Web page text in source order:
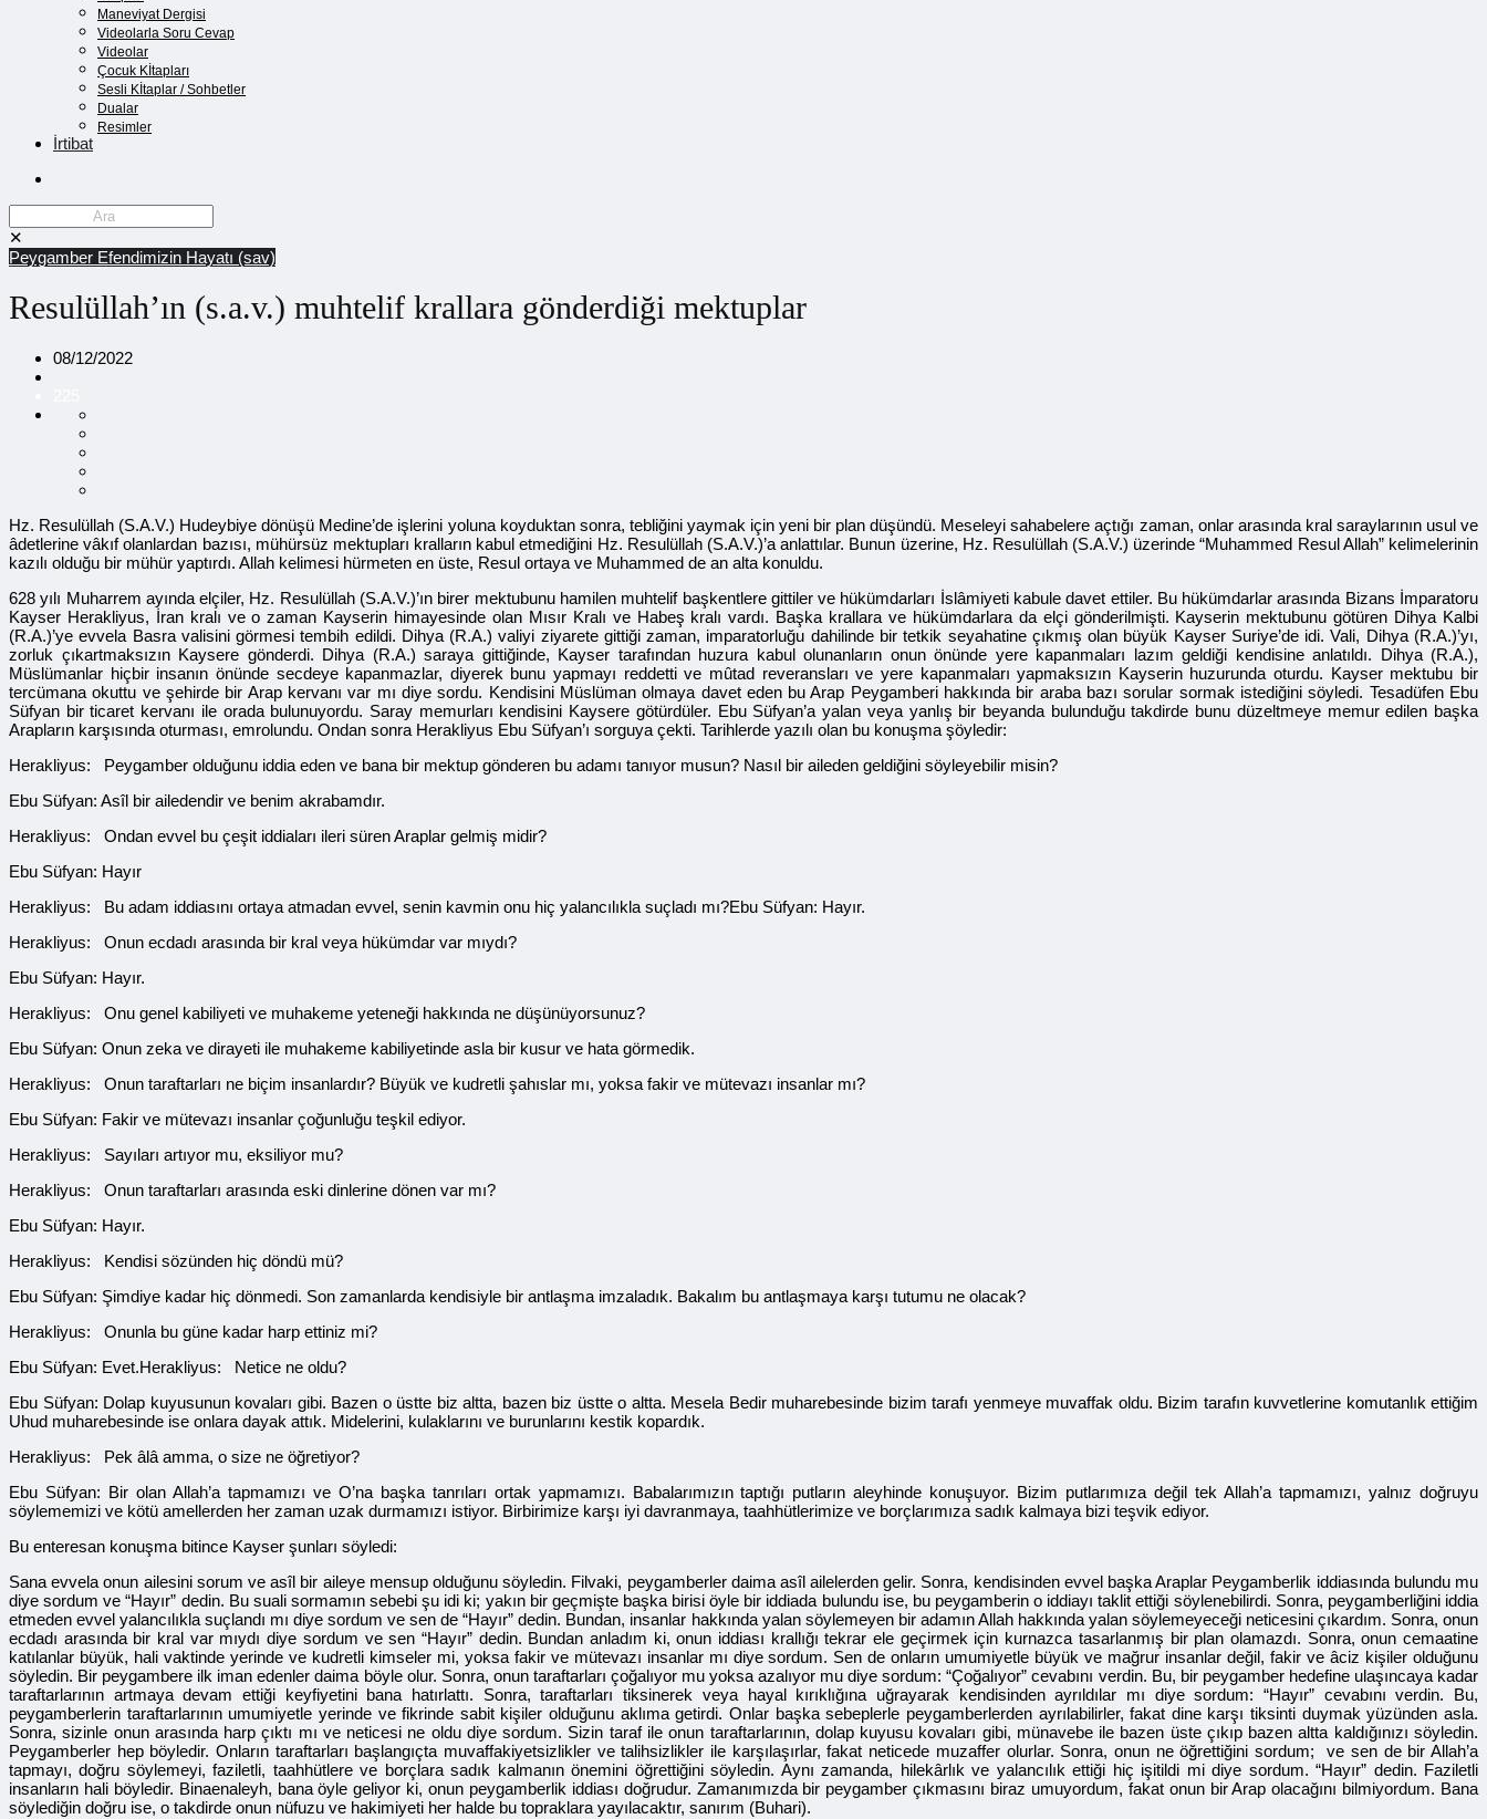
Maneviyat Dergisi
Videolarla Soru Cevap
Videolar
Çocuk Kİtapları
Sesli Kİtaplar / Sohbetler
Dualar
Resimler
İrtibat
✕
Peygamber Efendimizin Hayatı (sav)
Resulüllah’ın (s.a.v.) muhtelif krallara gönderdiği mektuplar
08/12/2022
Hz. Resulüllah (S.A.V.) Hudeybiye dönüşü Medine’de işlerini yoluna koyduktan sonra, tebliğini yaymak için yeni bir plan düşündü. Meseleyi sahabelere açtığı zaman, onlar arasında kral saraylarının usul ve
âdetlerine vâkıf olanlardan bazısı, mühürsüz mektupları kralların kabul etmediğini Hz. Resulüllah (S.A.V.)’a anlattılar. Bunun üzerine, Hz. Resulüllah (S.A.V.) üzerinde “Muhammed Resul Allah” kelimelerinin
kazılı olduğu bir mühür yaptırdı. Allah kelimesi hürmeten en üste, Resul ortaya ve Muhammed de an alta konuldu.
628 yılı Muharrem ayında elçiler, Hz. Resulüllah (S.A.V.)’ın birer mektubunu hamilen muhtelif başkentlere gittiler ve hükümdarları İslâmiyeti kabule davet ettiler. Bu hükümdarlar arasında Bizans İmparatoru
Kayser Herakliyus, İran kralı ve o zaman Kayserin himayesinde olan Mısır Kralı ve Habeş kralı vardı. Başka krallara ve hükümdarlara da elçi gönderilmişti. Kayserin mektubunu götüren Dihya Kalbi
(R.A.)’ye evvela Basra valisini görmesi tembih edildi. Dihya (R.A.) valiyi ziyarete gittiği zaman, imparatorluğu dahilinde bir tetkik seyahatine çıkmış olan büyük Kayser Suriye’de idi. Vali, Dihya (R.A.)’yı,
zorluk çıkartmaksızın Kaysere gönderdi. Dihya (R.A.) saraya gittiğinde, Kayser tarafından huzura kabul olunanların onun önünde yere kapanmaları lazım geldiği kendisine anlatıldı. Dihya (R.A.),
Müslümanlar hiçbir insanın önünde secdeye kapanmazlar, diyerek bunu yapmayı reddetti ve mûtad reveransları ve yere kapanmaları yapmaksızın Kayserin huzurunda oturdu. Kayser mektubu bir
tercümana okuttu ve şehirde bir Arap kervanı var mı diye sordu. Kendisini Müslüman olmaya davet eden bu Arap Peygamberi hakkında bir araba bazı sorular sormak istediğini söyledi. Tesadüfen Ebu
Süfyan bir ticaret kervanı ile orada bulunuyordu. Saray memurları kendisini Kaysere götürdüler. Ebu Süfyan’a yalan veya yanlış bir beyanda bulunduğu takdirde bunu düzeltmeye memur edilen başka
Arapların karşısında oturması, emrolundu. Ondan sonra Herakliyus Ebu Süfyan’ı sorguya çekti. Tarihlerde yazılı olan bu konuşma şöyledir:
Herakliyus: Peygamber olduğunu iddia eden ve bana bir mektup gönderen bu adamı tanıyor musun? Nasıl bir aileden geldiğini söyleyebilir misin?
Ebu Süfyan: Asîl bir ailedendir ve benim akrabamdır.
Herakliyus: Ondan evvel bu çeşit iddiaları ileri süren Araplar gelmiş midir?
Ebu Süfyan: Hayır
Herakliyus: Bu adam iddiasını ortaya atmadan evvel, senin kavmin onu hiç yalancılıkla suçladı mı?Ebu Süfyan: Hayır.
Herakliyus: Onun ecdadı arasında bir kral veya hükümdar var mıydı?
Ebu Süfyan: Hayır.
Herakliyus: Onu genel kabiliyeti ve muhakeme yeteneği hakkında ne düşünüyorsunuz?
Ebu Süfyan: Onun zeka ve dirayeti ile muhakeme kabiliyetinde asla bir kusur ve hata görmedik.
Herakliyus: Onun taraftarları ne biçim insanlardır? Büyük ve kudretli şahıslar mı, yoksa fakir ve mütevazı insanlar mı?
Ebu Süfyan: Fakir ve mütevazı insanlar çoğunluğu teşkil ediyor.
Herakliyus: Sayıları artıyor mu, eksiliyor mu?
Herakliyus: Onun taraftarları arasında eski dinlerine dönen var mı?
Ebu Süfyan: Hayır.
Herakliyus: Kendisi sözünden hiç döndü mü?
Ebu Süfyan: Şimdiye kadar hiç dönmedi. Son zamanlarda kendisiyle bir antlaşma imzaladık. Bakalım bu antlaşmaya karşı tutumu ne olacak?
Herakliyus: Onunla bu güne kadar harp ettiniz mi?
Ebu Süfyan: Evet.Herakliyus: Netice ne oldu?
Ebu Süfyan: Dolap kuyusunun kovaları gibi. Bazen o üstte biz altta, bazen biz üstte o altta. Mesela Bedir muharebesinde bizim tarafı yenmeye muvaffak oldu. Bizim tarafın kuvvetlerine komutanlık ettiğim
Uhud muharebesinde ise onlara dayak attık. Midelerini, kulaklarını ve burunlarını kestik kopardık.
Herakliyus: Pek âlâ amma, o size ne öğretiyor?
Ebu Süfyan: Bir olan Allah’a tapmamızı ve O’na başka tanrıları ortak yapmamızı. Babalarımızın taptığı putların aleyhinde konuşuyor. Bizim putlarımıza değil tek Allah’a tapmamızı, yalnız doğruyu
söylememizi ve kötü amellerden her zaman uzak durmamızı istiyor. Birbirimize karşı iyi davranmaya, taahhütlerimize ve borçlarımıza sadık kalmaya bizi teşvik ediyor.
Bu enteresan konuşma bitince Kayser şunları söyledi:
Sana evvela onun ailesini sorum ve asîl bir aileye mensup olduğunu söyledin. Filvaki, peygamberler daima asîl ailelerden gelir. Sonra, kendisinden evvel başka Araplar Peygamberlik iddiasında bulundu mu
diye sordum ve “Hayır” dedin. Bu suali sormamın sebebi şu idi ki; yakın bir geçmişte başka birisi öyle bir iddiada bulundu ise, bu peygamberin o iddiayı taklit ettiği söylenebilirdi. Sonra, peygamberliğini iddia
etmeden evvel yalancılıkla suçlandı mı diye sordum ve sen de “Hayır” dedin. Bundan, insanlar hakkında yalan söylemeyen bir adamın Allah hakkında yalan söylemeyeceği neticesini çıkardım. Sonra, onun
ecdadı arasında bir kral var mıydı diye sordum ve sen “Hayır” dedin. Bundan anladım ki, onun iddiası krallığı tekrar ele geçirmek için kurnazca tasarlanmış bir plan olamazdı. Sonra, onun cemaatine
katılanlar büyük, hali vaktinde yerinde ve kudretli kimseler mi, yoksa fakir ve mütevazı insanlar mı diye sordum. Sen de onların umumiyetle büyük ve mağrur insanlar değil, fakir ve âciz kişiler olduğunu
söyledin. Bir peygambere ilk iman edenler daima böyle olur. Sonra, onun taraftarları çoğalıyor mu yoksa azalıyor mu diye sordum: “Çoğalıyor” cevabını verdin. Bu, bir peygamber hedefine ulaşıncaya kadar
taraftarlarının artmaya devam ettiği keyfiyetini bana hatırlattı. Sonra, taraftarları tiksinerek veya hayal kırıklığına uğrayarak kendisinden ayrıldılar mı diye sordum: “Hayır” cevabını verdin. Bu,
peygamberlerin taraftarlarının umumiyetle yerinde ve fikrinde sabit kişiler olduğunu aklıma getirdi. Onlar başka sebeplerle peygamberlerden ayrılabilirler, fakat dine karşı tiksinti duymak yüzünden asla.
Sonra, sizinle onun arasında harp çıktı mı ve neticesi ne oldu diye sordum. Sizin taraf ile onun taraftarlarının, dolap kuyusu kovaları gibi, münavebe ile bazen üste çıkıp bazen altta kaldığınızı söyledin.
Peygamberler hep böyledir. Onların taraftarları başlangıçta muvaffakiyetsizlikler ve talihsizlikler ile karşılaşırlar, fakat neticede muzaffer olurlar. Sonra, onun ne öğrettiğini sordum; ve sen de bir Allah’a
tapmayı, doğru söylemeyi, faziletli, taahhütlere ve borçlara sadık kalmanın önemini öğrettiğini söyledin. Aynı zamanda, hilekârlık ve yalancılık ettiği hiç işitildi mi diye sordum. “Hayır” dedin. Faziletli
insanların hali böyledir. Binaenaleyh, bana öyle geliyor ki, onun peygamberlik iddiası doğrudur. Zamanımızda bir peygamber çıkmasını biraz umuyordum, fakat onun bir Arap olacağını bilmiyordum. Bana
söylediğin doğru ise, o takdirde onun nüfuzu ve hakimiyeti her halde bu topraklara yayılacaktır, sanırım (Buhari).